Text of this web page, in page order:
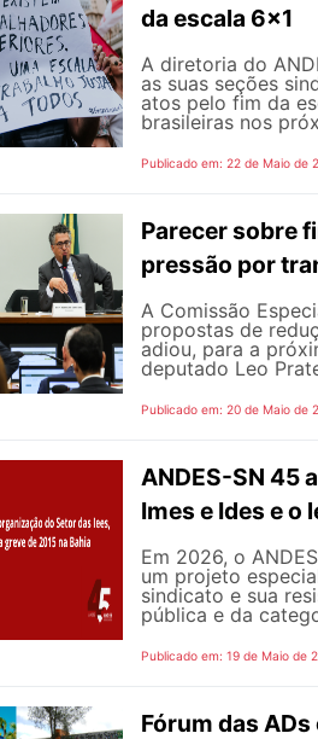
da escala 6x1
A diretoria do
as suas seções
atos pelo fim da
brasileiras nos
Publicado em: 22 de Maio de
Parecer sobre
pressão por
A Comissão
propostas de
adiou, para a
deputado Leo
Publicado em: 20 de Maio de
ANDES-SN 45
Imes e Ides e o
Em 2026, o
um projeto
sindicato e sua
pública e da
Publicado em: 19 de Maio de
Fórum das